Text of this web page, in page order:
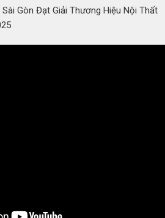
Gòn Đạt Giải Thương Hiệu Nội Thất